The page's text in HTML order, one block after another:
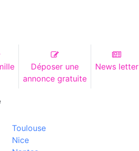
Déposer une
annonce gratuite
News letter
Toulouse
Nice